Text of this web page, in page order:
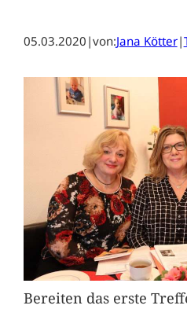
05.03.2020 |von:Jana Kötter|
Bereiten das erste